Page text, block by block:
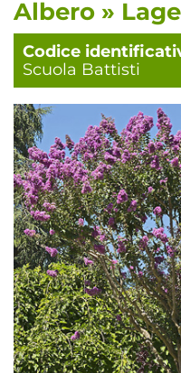
Albero »
Codice
Scuola Battisti